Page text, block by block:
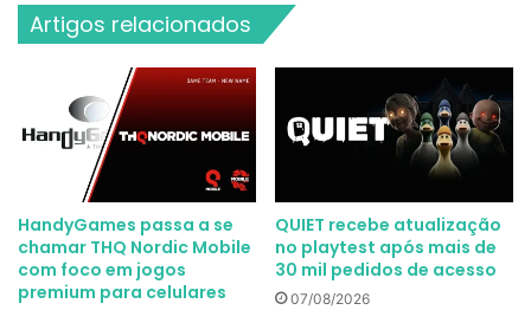
Artigos relacionados
HandyGames passa a se
chamar THQ Nordic Mobile
com foco em jogos
premium para celulares
QUIET recebe atualização
no playtest após mais de
30 mil pedidos de acesso
07/08/2026